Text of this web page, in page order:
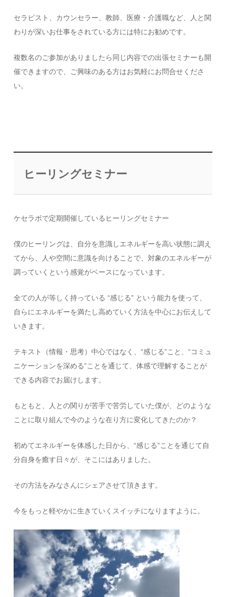
セラピスト、カウンセラー、教師、医療・介護職など、人と関
わりが深いお仕事をされている方には特にお勧めです。
複数名のご参加がありましたら同じ内容での出張セミナーも開
催できますので、ご興味のある方はお気軽にお問合せくださ
い。
ヒーリングセミナー
ケセラボで定期開催しているヒーリングセミナー
僕のヒーリングは、自分を意識しエネルギーを高い状態に調え
てから、人や空間に意識を向けることで、対象のエネルギーが
調っていくという感覚がベースになっています。
全ての人が等しく持っている “感じる” という能力を使って、
自らにエネルギーを満たし高めていく方法を中心にお伝えして
いきます。
テキスト（情報・思考）中心ではなく、“感じる”こと、“コミュ
ニケーションを深める”ことを通じて、体感で理解することが
できる内容でお届けします。
もともと、人との関りが苦手で苦労していた僕が、どのような
ことに取り組んで今のような在り方に変化してきたのか？
初めてエネルギーを体感した日から、“感じる”ことを通じて自
分自身を癒す日々が、そこにはありました。
その方法をみなさんにシェアさせて頂きます。
今をもっと軽やかに生きていくスイッチになりますように。